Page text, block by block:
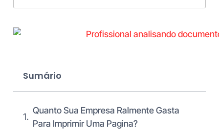
Sumário
Quanto Sua Empresa Ralmente Gasta
Para Imprimir Uma Pagina?